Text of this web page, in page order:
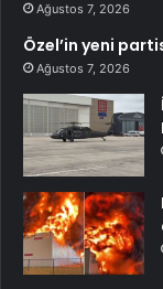
Ağustos 7, 2026
Özel’in yeni
Ağustos 7, 2026